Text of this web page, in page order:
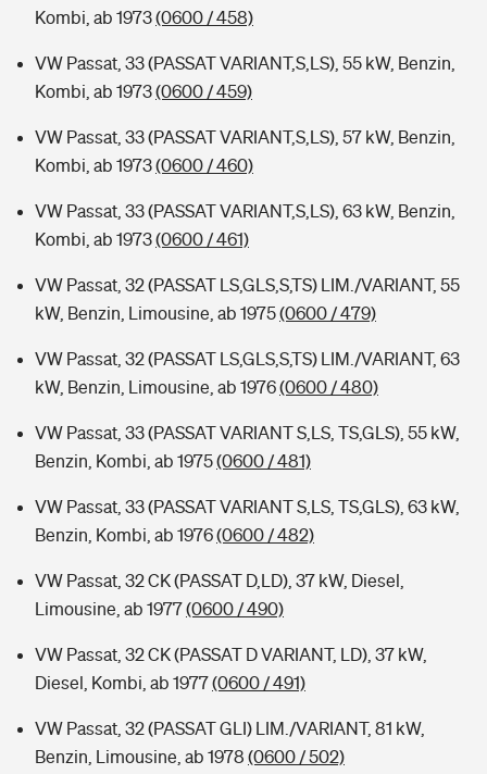
Kombi, ab 1973(0600 / 458)
VW Passat, 33 (PASSAT VARIANT,S,LS), 55 kW, Benzin,
Kombi, ab 1973(0600 / 459)
VW Passat, 33 (PASSAT VARIANT,S,LS), 57 kW, Benzin,
Kombi, ab 1973(0600 / 460)
VW Passat, 33 (PASSAT VARIANT,S,LS), 63 kW, Benzin,
Kombi, ab 1973(0600 / 461)
VW Passat, 32 (PASSAT LS,GLS,S,TS) LIM./VARIANT, 55
kW, Benzin, Limousine, ab 1975(0600 / 479)
VW Passat, 32 (PASSAT LS,GLS,S,TS) LIM./VARIANT, 63
kW, Benzin, Limousine, ab 1976(0600 / 480)
VW Passat, 33 (PASSAT VARIANT S,LS, TS,GLS), 55 kW,
Benzin, Kombi, ab 1975(0600 / 481)
VW Passat, 33 (PASSAT VARIANT S,LS, TS,GLS), 63 kW,
Benzin, Kombi, ab 1976(0600 / 482)
VW Passat, 32 CK (PASSAT D,LD), 37 kW, Diesel,
Limousine, ab 1977(0600 / 490)
VW Passat, 32 CK (PASSAT D VARIANT, LD), 37 kW,
Diesel, Kombi, ab 1977(0600 / 491)
VW Passat, 32 (PASSAT GLI) LIM./VARIANT, 81 kW,
Benzin, Limousine, ab 1978 (0600 / 502)